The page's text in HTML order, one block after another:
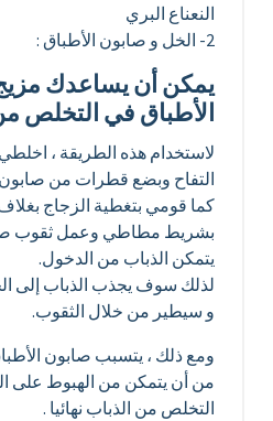
النعناع البري
يمكن أن يساعدك
الأطباق في التخلص من
التفاح وبضع قطرات من
كما قومي بتغطية الزجاج
بشريط مطاطي وعمل ثقوب
يتمكن الذباب من الدخول.
لذلك سوف يجذب الذباب إلى
و سيطير من خلال الثقوب.
ومع ذلك ، يتسبب صابون
من أن يتمكن من الهبوط على
التخلص من الذباب نهائيا .